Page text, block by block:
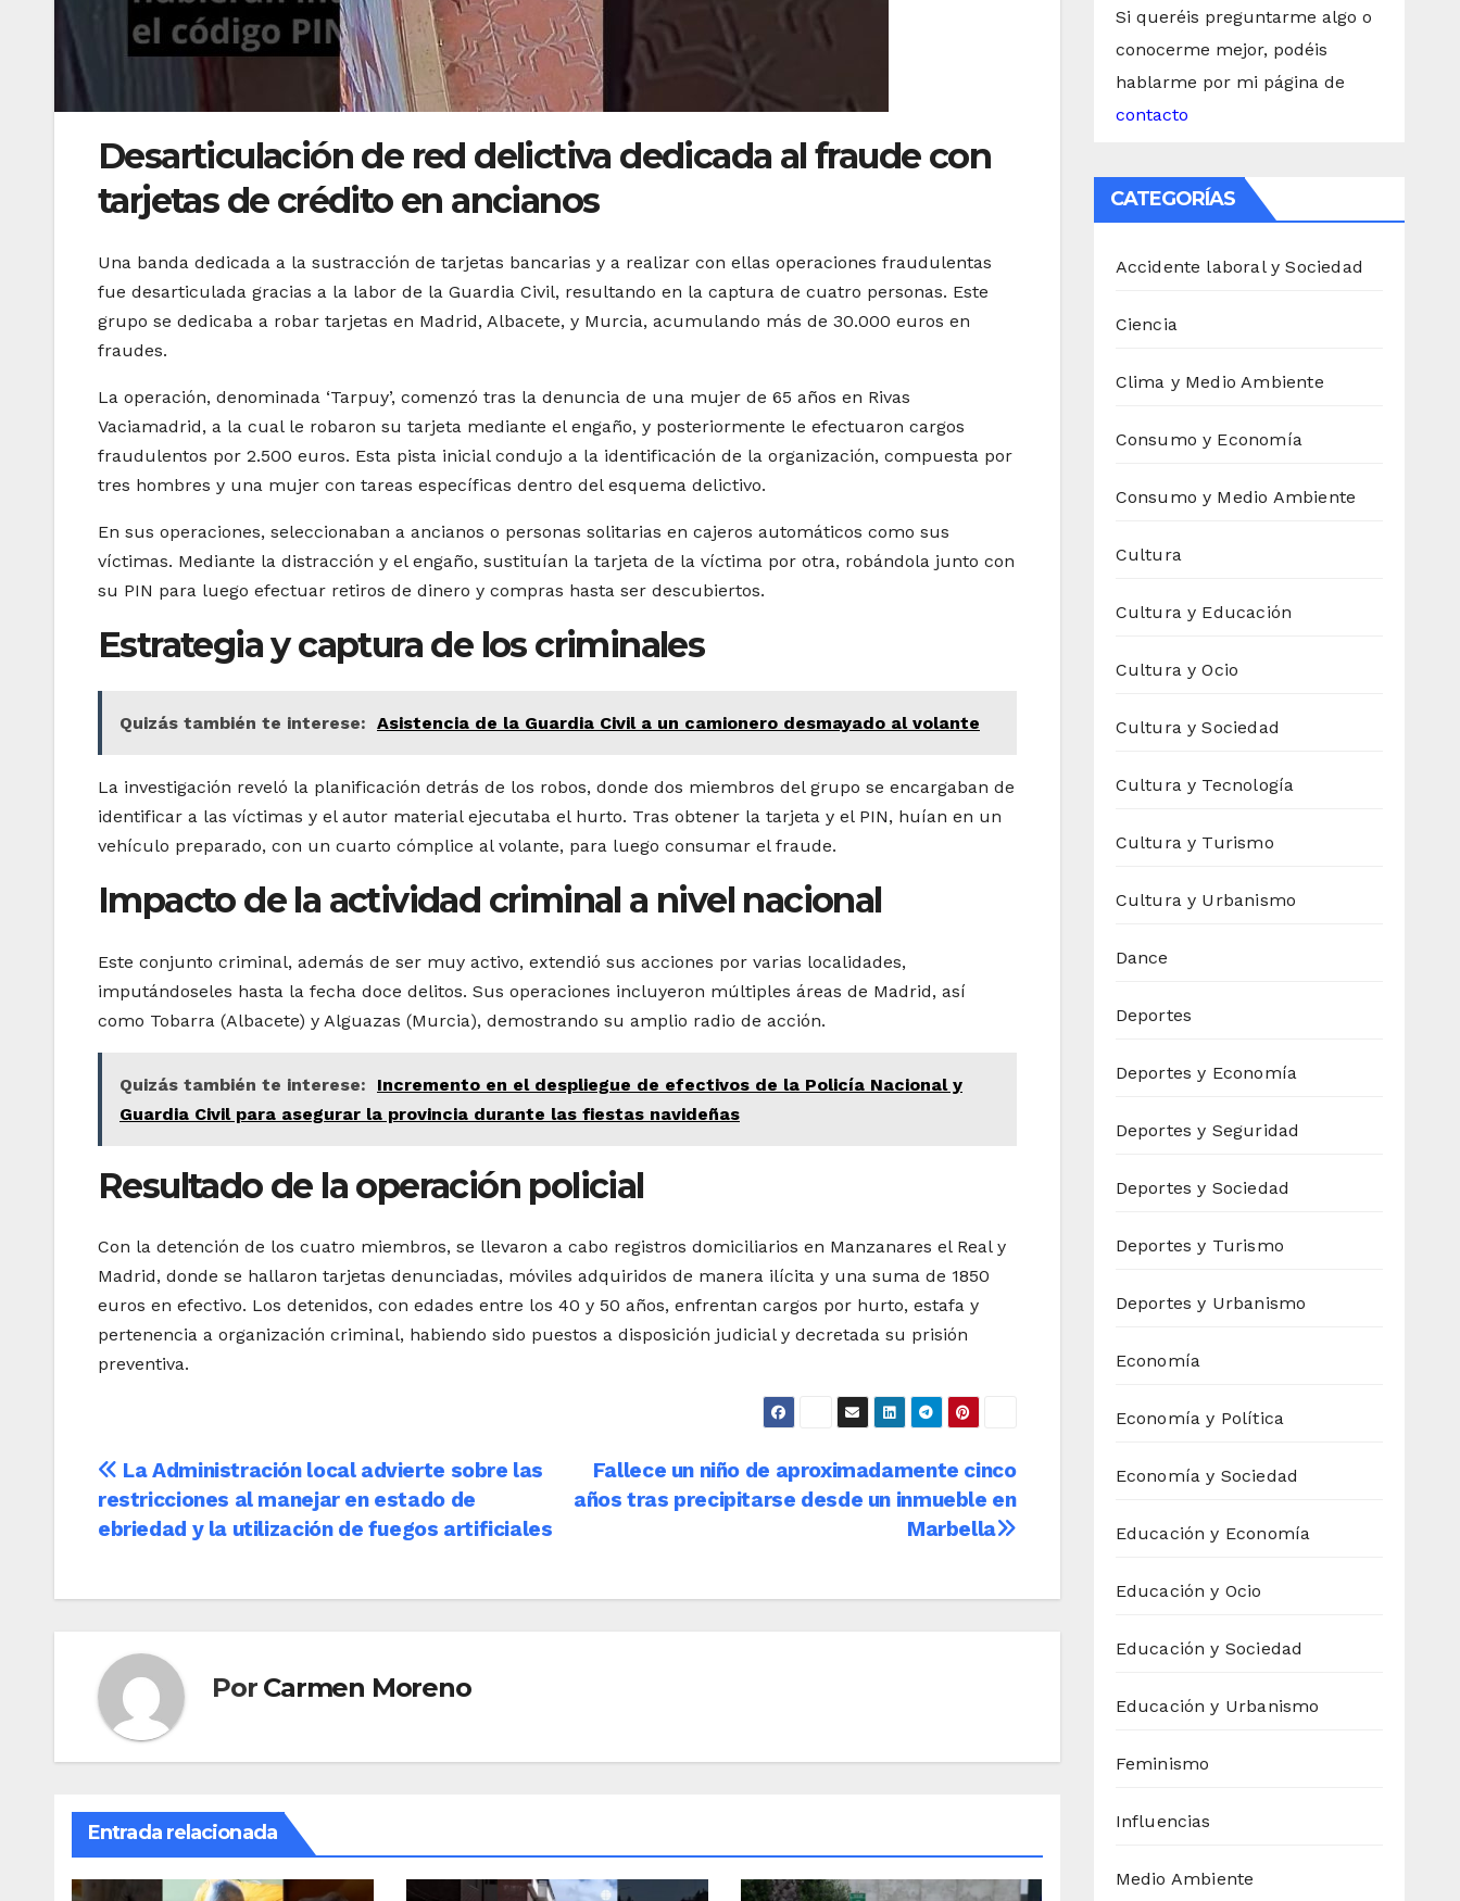
Desarticulación de red delictiva dedicada al fraude con
tarjetas de crédito en ancianos
Una banda dedicada a la sustracción de tarjetas bancarias y a realizar con ellas operaciones fraudulentas
fue desarticulada gracias a la labor de la Guardia Civil, resultando en la captura de cuatro personas. Este
grupo se dedicaba a robar tarjetas en Madrid, Albacete, y Murcia, acumulando más de 30.000 euros en
fraudes.
La operación, denominada ‘Tarpuy’, comenzó tras la denuncia de una mujer de 65 años en Rivas
Vaciamadrid, a la cual le robaron su tarjeta mediante el engaño, y posteriormente le efectuaron cargos
fraudulentos por 2.500 euros. Esta pista inicial condujo a la identificación de la organización, compuesta por
tres hombres y una mujer con tareas específicas dentro del esquema delictivo.
En sus operaciones, seleccionaban a ancianos o personas solitarias en cajeros automáticos como sus
víctimas. Mediante la distracción y el engaño, sustituían la tarjeta de la víctima por otra, robándola junto con
su PIN para luego efectuar retiros de dinero y compras hasta ser descubiertos.
Estrategia y captura de los criminales
Quizás también te interese: Asistencia de la Guardia Civil a un camionero desmayado al volante
La investigación reveló la planificación detrás de los robos, donde dos miembros del grupo se encargaban de
identificar a las víctimas y el autor material ejecutaba el hurto. Tras obtener la tarjeta y el PIN, huían en un
vehículo preparado, con un cuarto cómplice al volante, para luego consumar el fraude.
Impacto de la actividad criminal a nivel nacional
Este conjunto criminal, además de ser muy activo, extendió sus acciones por varias localidades,
imputándoseles hasta la fecha doce delitos. Sus operaciones incluyeron múltiples áreas de Madrid, así
como Tobarra (Albacete) y Alguazas (Murcia), demostrando su amplio radio de acción.
Quizás también te interese:
Incremento en el despliegue de efectivos de la Policía Nacional y
Guardia Civil para asegurar la provincia durante las fiestas navideñas
Resultado de la operación policial
Con la detención de los cuatro miembros, se llevaron a cabo registros domiciliarios en Manzanares el Real y
Madrid, donde se hallaron tarjetas denunciadas, móviles adquiridos de manera ilícita y una suma de 1850
euros en efectivo. Los detenidos, con edades entre los 40 y 50 años, enfrentan cargos por hurto, estafa y
pertenencia a organización criminal, habiendo sido puestos a disposición judicial y decretada su prisión
preventiva.
Navegación
de
Fallece un niño de aproximadamente cinco
años tras precipitarse desde un inmueble en
Marbella
La Administración local advierte sobre las
restricciones al manejar en estado de
ebriedad y la utilización de fuegos artificiales
Por Carmen Moreno
Entrada relacionada
Si queréis preguntarme algo o
conocerme mejor, podéis
hablarme por mi página de
contacto
CATEGORÍAS
Accidente laboral y Sociedad
Ciencia
Clima y Medio Ambiente
Consumo y Economía
Consumo y Medio Ambiente
Cultura
Cultura y Educación
Cultura y Ocio
Cultura y Sociedad
Cultura y Tecnología
Cultura y Turismo
Cultura y Urbanismo
Dance
Deportes
Deportes y Economía
Deportes y Seguridad
Deportes y Sociedad
Deportes y Turismo
Deportes y Urbanismo
Economía
Economía y Política
Economía y Sociedad
Educación y Economía
Educación y Ocio
Educación y Sociedad
Educación y Urbanismo
Feminismo
Influencias
Medio Ambiente